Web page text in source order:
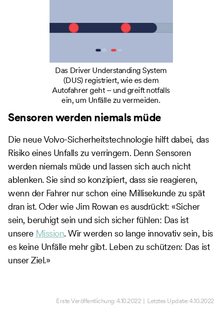
Das Driver Understanding System
(DUS) registriert, wie es dem
Autofahrer geht – und greift notfalls
ein, um Unfälle zu vermeiden.
Sensoren werden niemals müde
Die neue Volvo-Sicherheitstechnologie hilft dabei, das
Risiko eines Unfalls zu verringern. Denn Sensoren
werden niemals müde und lassen sich auch nicht
ablenken. Sie sind so konzipiert, dass sie reagieren,
wenn der Fahrer nur schon eine Millisekunde zu spät
dran ist. Oder wie Jim Rowan es ausdrückt: «Sicher
sein, beruhigt sein und sich sicher fühlen: Das ist
unsere Mission. Wir werden so lange innovativ sein, bis
es keine Unfälle mehr gibt. Leben zu schützen: Das ist
unser Ziel.»
Erste Veröffentlichung:4.10.2022| Letztes Update:4.10.2022